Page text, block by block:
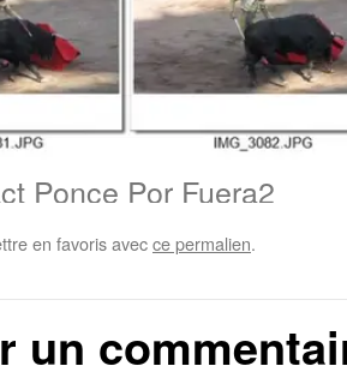
Ponce Por Fuera2
en favoris avecce permalien.
un